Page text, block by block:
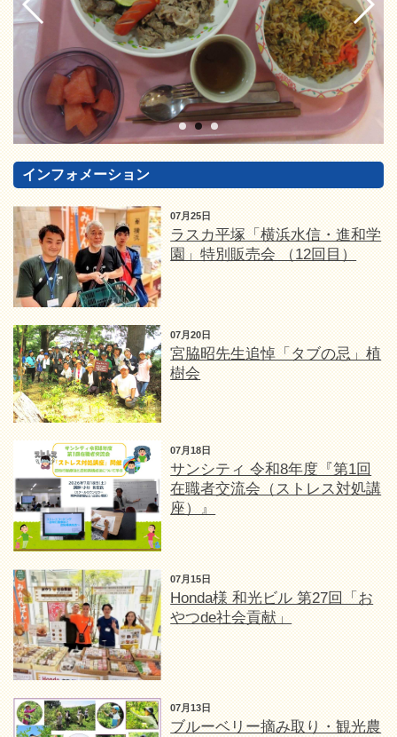
インフォメーション
07月25日
ラスカ平塚「横浜水信・進和学
園」特別販売会 （12回目）
07月20日
宮脇昭先生追悼「タブの忌」植
樹会
07月18日
サンシティ 令和8年度『第1回
在職者交流会（ストレス対処講
座）』
07月15日
Honda様 和光ビル 第27回「お
やつde社会貢献」
07月13日
ブルーベリー摘み取り・観光農